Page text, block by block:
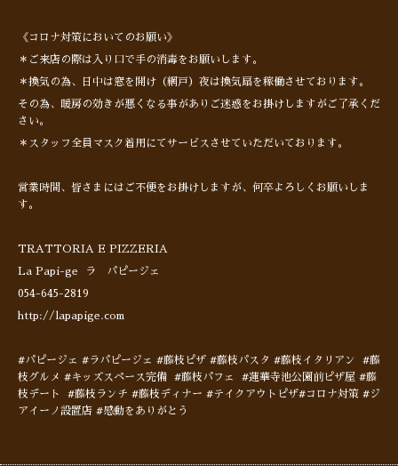
《コロナ対策においてのお願い》
＊ご来店の際は入り口で手の消毒をお願いします。
＊換気の為、日中は窓を開け（網戸）夜は換気扇を稼働させております。
その為、暖房の効きが悪くなる事がありご迷惑をお掛けしますがご了承くだ
さい。
＊スタッフ全員マスク着用にてサービスさせていただいております。
営業時間、皆さまにはご不便をお掛けしますが、何卒よろしくお願いしま
す。
TRATTORIA E PIZZERIA
La Papi-ge ラ パピージェ
054-645-2819
http://lapapige.com
#パピージェ #ラパピージェ #藤枝ピザ #藤枝パスタ #藤枝イタリアン #藤
枝グルメ #キッズスペース完備 #藤枝パフェ #蓮華寺池公園前ピザ屋 #藤
枝デート #藤枝ランチ #藤枝ディナー #テイクアウトピザ#コロナ対策 #ジ
アイーノ設置店 #感動をありがとう